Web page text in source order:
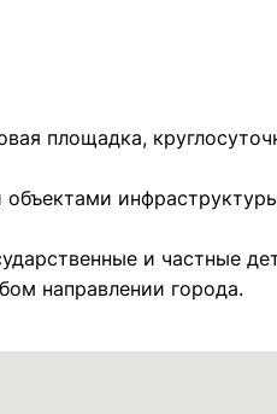
площадка,
и частные
направлении города.